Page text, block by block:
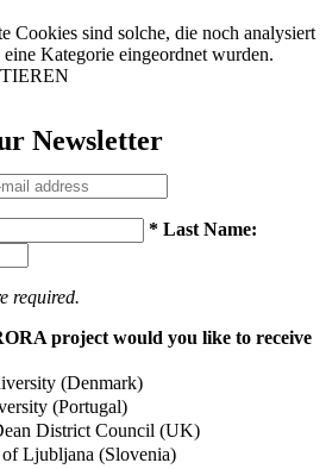
Cookies sind solche, die noch analysiert
Kategorie eingeordnet wurden.
Newsletter
* Last Name:
required.
project would you like to receive
(Denmark)
(Portugal)
District Council (UK)
Ljubljana (Slovenia)